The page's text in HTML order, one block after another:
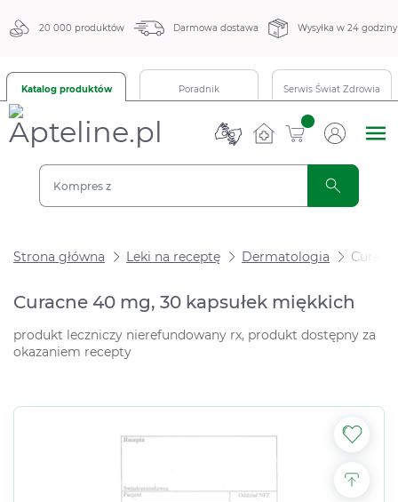
20 000 produktów Darmowa dostawa Wysyłka w 24 godziny
Katalog produktów Poradnik Serwis Świat Zdrowia
sztuk
Strona główna Leki na receptę Dermatologia
Curacne 40 mg, 30 kapsułek miękkich
produkt leczniczy nierefundowany rx, produkt dostępny za
okazaniem recepty